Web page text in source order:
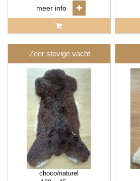
meer info
Zeer stevige vacht
choco/naturel